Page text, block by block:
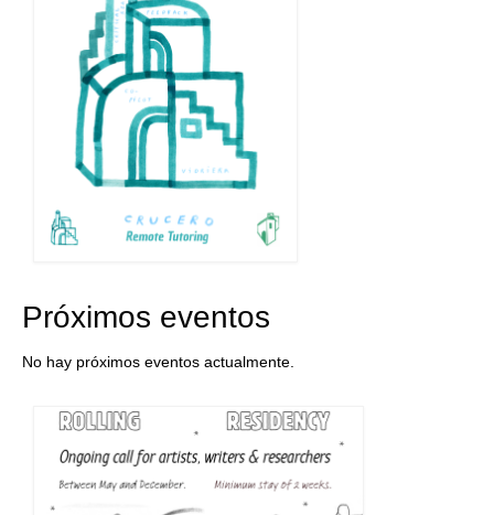
Próximos eventos
No hay próximos eventos actualmente.